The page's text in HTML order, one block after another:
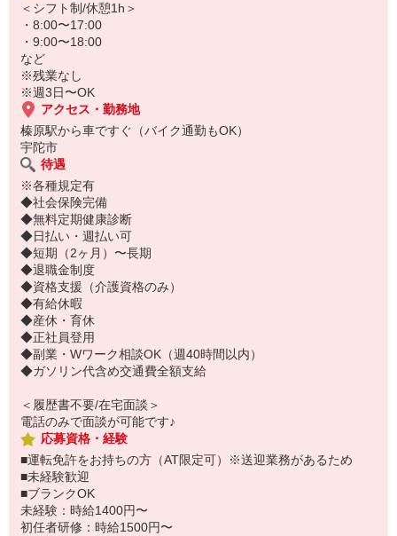
家事・育児・私生活と両立したいかた、まずはお気軽にご応募くだ
さい！
＜シフト制/休憩1h＞
・8:00〜17:00
・9:00〜18:00
など
※残業なし
※週3日〜OK
アクセス・勤務地
榛原駅から車ですぐ（バイク通勤もOK）
宇陀市
待遇
※各種規定有
◆社会保険完備
◆無料定期健康診断
◆日払い・週払い可
◆短期（2ヶ月）〜長期
◆退職金制度
◆資格支援（介護資格のみ）
◆有給休暇
◆産休・育休
◆正社員登用
◆副業・Wワーク相談OK（週40時間以内）
◆ガソリン代含め交通費全額支給
＜履歴書不要/在宅面談＞
電話のみで面談が可能です♪
応募資格・経験
■運転免許をお持ちの方（AT限定可）※送迎業務があるため
■未経験歓迎
■ブランクOK
未経験：時給1400円〜
初任者研修：時給1500円〜